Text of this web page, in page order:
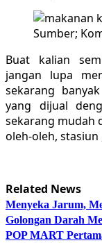
Sumber;
Buat kalian
jangan lupa
sekarang
yang dijual
sekarang mudah
oleh-oleh,
Related News
Menyeka Jarum,
Golongan Darah
POP MART